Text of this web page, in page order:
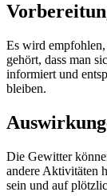
Es wird
gehört, dass man
informiert und
bleiben.
Die Gewitter
andere Aktivitäten
sein und auf